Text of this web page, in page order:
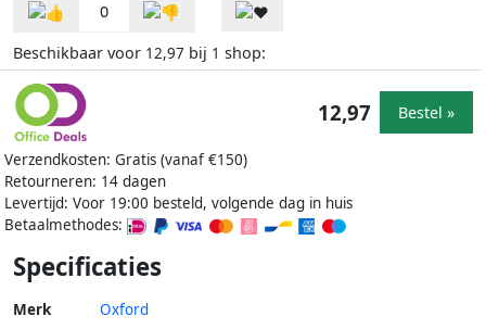
0
Beschikbaar voor 12,97 bij 1 shop:
Verzendkosten: Gratis (vanaf €150)
Retourneren: 14 dagen
Levertijd: Voor 19:00 besteld, volgende dag in huis
Betaalmethodes:
12,97 Bestel »
Specificaties
Merk Oxford